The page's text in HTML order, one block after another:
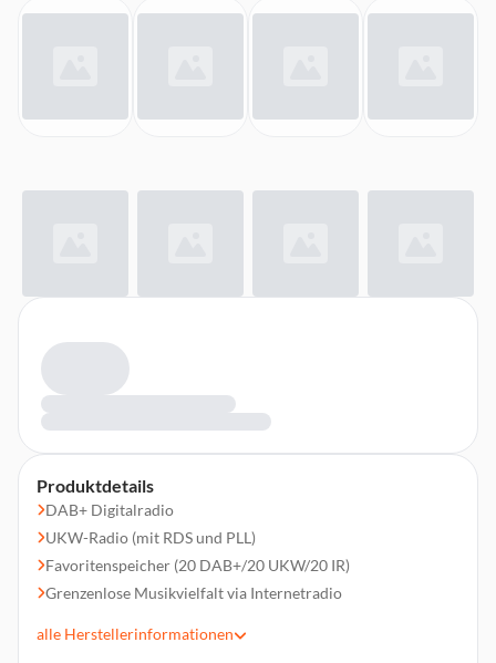
Produktdetails
DAB+ Digitalradio
UKW-Radio (mit RDS und PLL)
Favoritenspeicher (20 DAB+/20 UKW/20 IR)
Grenzenlose Musikvielfalt via Internetradio
alle Herstellerinformationen